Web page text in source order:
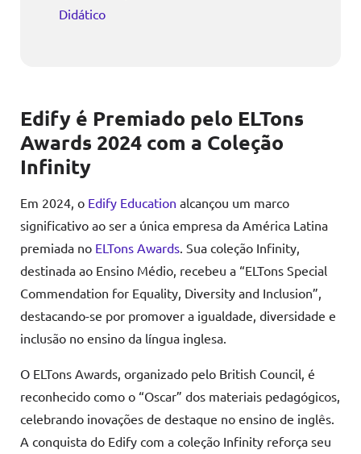
Didático
Edify é Premiado pelo ELTons
Awards 2024 com a Coleção
Infinity
Em 2024, o Edify Education alcançou um marco
significativo ao ser a única empresa da América Latina
premiada no ELTons Awards . Sua coleção Infinity,
destinada ao Ensino Médio, recebeu a “ELTons Special
Commendation for Equality, Diversity and Inclusion”,
destacando-se por promover a igualdade, diversidade e
inclusão no ensino da língua inglesa.
O ELTons Awards, organizado pelo British Council, é
reconhecido como o “Oscar” dos materiais pedagógicos,
celebrando inovações de destaque no ensino de inglês.
A conquista do Edify com a coleção Infinity reforça seu